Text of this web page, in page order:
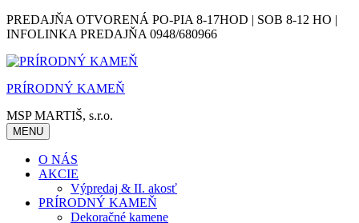
Skip
to
PREDAJŇA OTVORENÁ PO-PIA 8-17HOD | SOB 8-12 HO |
INFOLINKA PREDAJŇA 0948/680966
PRÍRODNÝ KAMEŇ
MSP MARTIŠ, s.r.o.
MENU
O NÁS
AKCIE
Výpredaj & II. akosť
PRÍRODNÝ KAMEŇ
Dekoračné kamene